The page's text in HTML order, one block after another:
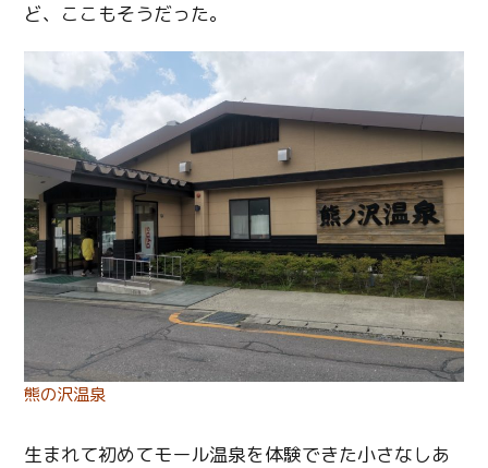
ど、ここもそうだった。
熊の沢温泉
生まれて初めてモール温泉を体験できた小さなしあ